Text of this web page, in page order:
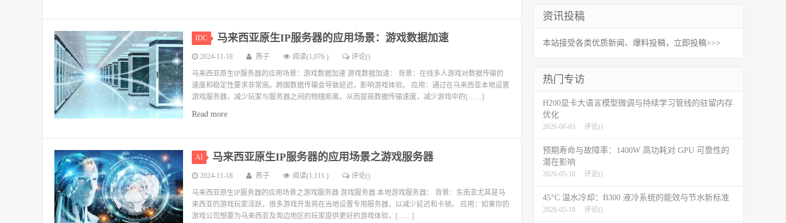
IDC 马来西亚原生IP服务器的应用场景：游戏数据加速
2024-11-18 燕子 阅读(1,076 ) 评论()
马来西亚原生IP服务器的应用场景：游戏数据加速 游戏数据加速： 背景：在线多人游戏对数据传输的
速度和稳定性要求非常高。跨国数据传输会导致延迟，影响游戏体验。 应用：通过在马来西亚本地设置
游戏服务器，减少玩家与服务器之间的物理距离，从而提高数据传输速度，减少游戏中的[……]
Read more
AI 马来西亚原生IP服务器的应用场景之游戏服务器
2024-11-18 燕子 阅读(1,111 ) 评论()
马来西亚原生IP服务器的应用场景之游戏服务器 游戏服务器 本地游戏服务器： 背景：东南亚尤其是马
来西亚的游戏玩家活跃，很多游戏开发商在当地设置专用服务器，以减少延迟和卡顿。 应用：如果你的
游戏公司想要为马来西亚及周边地区的玩家提供更好的游戏体验，[……]
资讯投稿
本站接受各类优质新闻、爆料投稿，立即投稿>>>
热门专访
H200显卡大语言模型微调与持续学习管线的驻留内存
优化
2026-06-03 评论()
预期寿命与故障率：1400W 高功耗对 GPU 可靠性的
潜在影响
2026-05-18 评论()
45°C 温水冷却：B300 液冷系统的能效与节水新标准
2026-05-18 评论()